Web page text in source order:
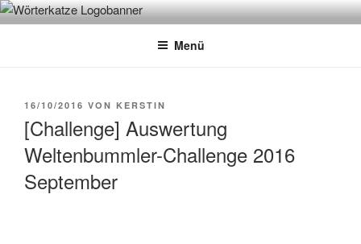
Zum
InhaltWÖRTERKATZE
Von Büchern erzählen
Menü
VERÖFFENTLICHT
16/10/2016 VON KERSTIN
[Challenge] Auswertung
Weltenbummler-Challenge 2016
September